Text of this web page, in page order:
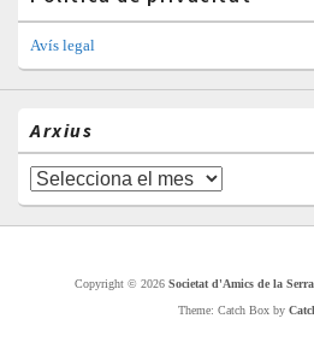
Avís legal
Arxius
Arxius
Copyright © 2026 Societat d'Amics de la
Theme: Catch Box by